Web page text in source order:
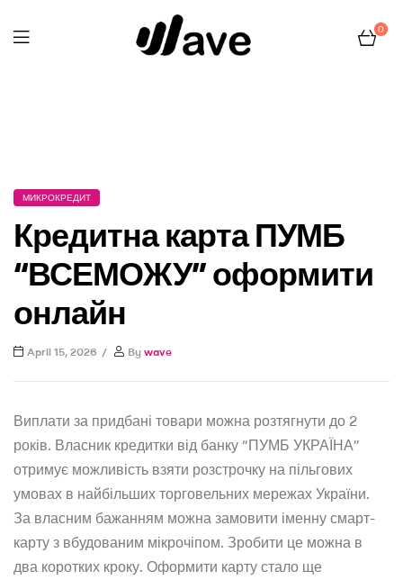
0
МИКРОКРЕДИТ
Кредитна карта ПУМБ
“ВСЕМОЖУ” оформити
онлайн
April 15, 2026 By wave
Виплати за придбані товари можна розтягнути до 2
років. Власник кредитки від банку “ПУМБ УКРАЇНА”
отримує можливість взяти розстрочку на пільгових
умовах в найбільших торговельних мережах України.
За власним бажанням можна замовити іменну смарт-
карту з вбудованим мікрочіпом. Зробити це можна в
два коротких кроку. Оформити карту стало ще